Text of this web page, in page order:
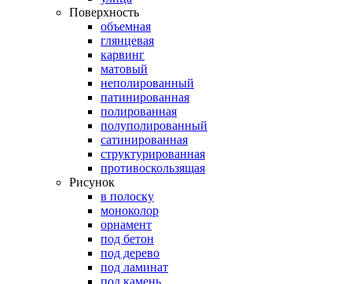
Поверхность
объемная
глянцевая
карвинг
матовый
неполированный
патинированная
полированная
полуполированный
сатинированная
структурированная
противоскользящая
Рисунок
в полоску
моноколор
орнамент
под бетон
под дерево
под ламинат
под камень